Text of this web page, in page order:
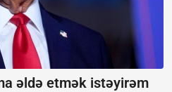
əldə etmək istəyirəm